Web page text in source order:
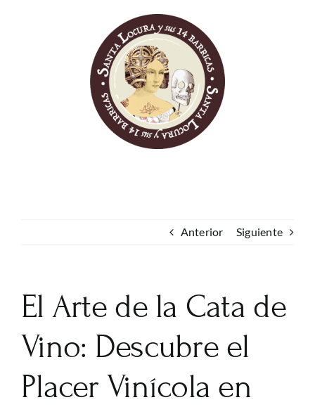
Anterior Siguiente
El Arte de la Cata de
Vino: Descubre el
Placer Vinícola en